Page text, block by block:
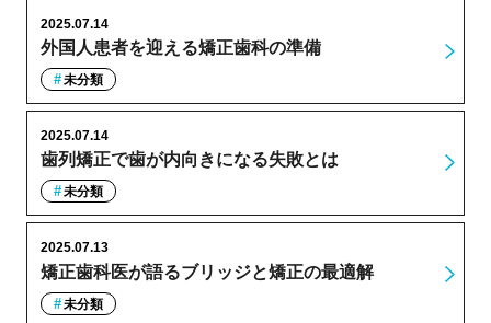
外国人患者を迎える矯正歯科の準備
2025.07.14
未分類
歯列矯正で歯が内向きになる失敗とは
2025.07.14
未分類
矯正歯科医が語るブリッジと矯正の最適解
2025.07.13
未分類